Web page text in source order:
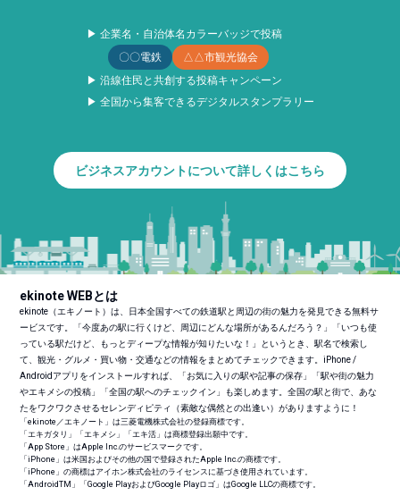
▶ 企業名・自治体名カラーバッジで投稿
〇〇電鉄
△△市観光協会
▶ 沿線住民と共創する投稿キャンペーン
▶ 全国から集客できるデジタルスタンプラリー
ビジネスアカウントについて詳しくはこちら
ekinote WEBとは
ekinote（エキノート）は、日本全国すべての鉄道駅と周辺の街の魅力を発見できる無料サ
ービスです。「今度あの駅に行くけど、周辺にどんな場所があるんだろう？」「いつも使
っている駅だけど、もっとディープな情報が知りたいな！」というとき、駅名で検索し
て、観光・グルメ・買い物・交通などの情報をまとめてチェックできます。iPhone /
Androidアプリをインストールすれば、「お気に入りの駅や記事の保存」「駅や街の魅力
やエキメシの投稿」「全国の駅へのチェックイン」も楽しめます。全国の駅と街で、あな
たをワクワクさせるセレンディピティ（素敵な偶然との出逢い）がありますように！
「ekinote／エキノート」は三菱電機株式会社の登録商標です。
「エキガタリ」「エキメシ」「エキ活」は商標登録出願中です。
「App Store」はApple Inc.のサービスマークです。
「iPhone」は米国およびその他の国で登録されたApple Inc.の商標です。
「iPhone」の商標はアイホン株式会社のライセンスに基づき使用されています。
「AndroidTM 」「Google PlayおよびGoogle Playロゴ」はGoogle LLCの商標です。